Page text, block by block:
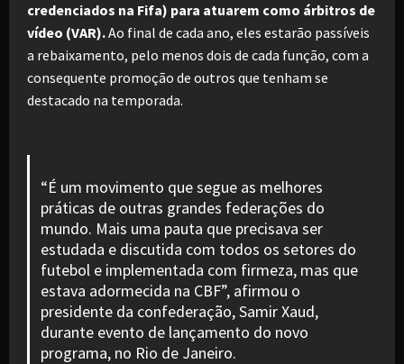
credenciados na Fifa) para atuarem como árbitros de
vídeo (VAR).Ao final de cada ano, eles estarão passíveis
a rebaixamento, pelo menos dois de cada função, com a
consequente promoção de outros que tenham se
destacado na temporada.
“É um movimento que segue as melhores
práticas de outras grandes federações do
mundo. Mais uma pauta que precisava ser
estudada e discutida com todos os setores do
futebol e implementada com firmeza, mas que
estava adormecida na CBF”, afirmou o
presidente da confederação, Samir Xaud,
durante evento de lançamento do novo
programa, no Rio de Janeiro.